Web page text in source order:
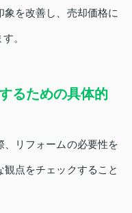
を改善し、売却価格に
。
るための具体的
リフォームの必要性を
点をチェックすること